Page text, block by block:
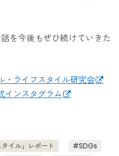
を今後もぜひ続けていきた
・ライフスタイル研究会
インスタグラム
タイル」レポート
SDGs